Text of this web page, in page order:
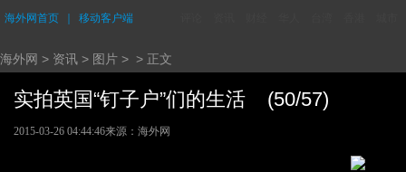
海外网首页 移动客户端
海外网 > 资讯 > 图片 > > 正文
实拍英国“钉子户”们的生活 (50/57)
2015-03-26 04:44:46来源：海外网